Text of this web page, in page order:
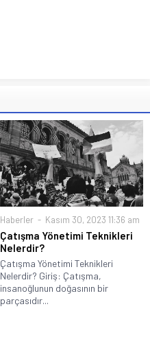
Haberler Kasım 30, 2023 11:36 am
Çatışma Yönetimi Teknikleri
Nelerdir?
Çatışma Yönetimi Teknikleri
Nelerdir? Giriş: Çatışma,
insanoğlunun doğasının bir
parçasıdır...